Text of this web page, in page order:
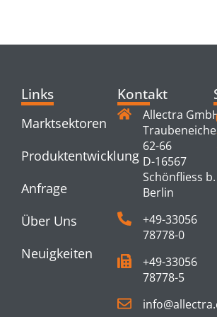
Links
Marktsektoren
Produktentwicklung
Anfrage
Über Uns
Neuigkeiten
Kontakt
Allectra
62-66
D-16567
Schönfliess b.
Berlin
+49-33056
78778-0
+49-33056
78778-5